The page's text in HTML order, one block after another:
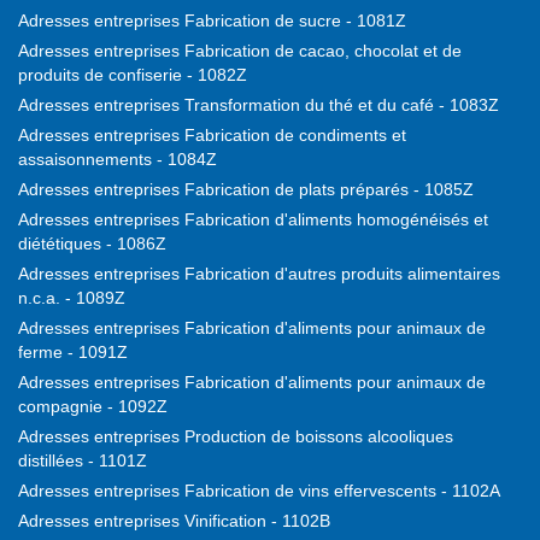
Adresses entreprises Fabrication de sucre - 1081Z
Adresses entreprises Fabrication de cacao, chocolat et de
produits de confiserie - 1082Z
Adresses entreprises Transformation du thé et du café - 1083Z
Adresses entreprises Fabrication de condiments et
assaisonnements - 1084Z
Adresses entreprises Fabrication de plats préparés - 1085Z
Adresses entreprises Fabrication d'aliments homogénéisés et
diététiques - 1086Z
Adresses entreprises Fabrication d'autres produits alimentaires
n.c.a. - 1089Z
Adresses entreprises Fabrication d'aliments pour animaux de
ferme - 1091Z
Adresses entreprises Fabrication d'aliments pour animaux de
compagnie - 1092Z
Adresses entreprises Production de boissons alcooliques
distillées - 1101Z
Adresses entreprises Fabrication de vins effervescents - 1102A
Adresses entreprises Vinification - 1102B